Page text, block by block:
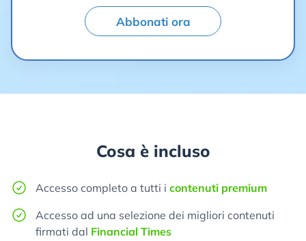
Abbonati ora
Cosa è incluso
Accesso completo a tutti i contenuti premium
Accesso ad una selezione dei migliori contenuti
firmati dal Financial Times